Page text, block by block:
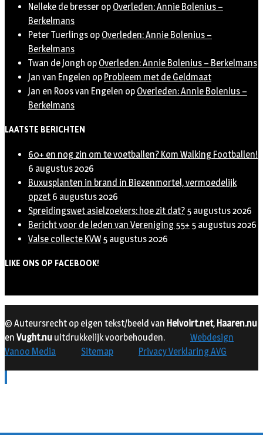
Nelleke de bresser op Overleden: Annie Bolenius –
Berkelmans
Peter Tuerlings op Overleden: Annie Bolenius –
Berkelmans
Twan de Jongh op Overleden: Annie Bolenius – Berkelmans
Jan van Engelen op Probleem met de Geldmaat
Jan en Roos van Engelen op Overleden: Annie Bolenius –
Berkelmans
LAATSTE BERICHTEN
60+ en nog zin om te voetballen? Kom Walking Footballen!
6 augustus 2026
Buxusplanten in brand in Biezenmortel, vermoedelijk
opzet 6 augustus 2026
Spreidingswet asielzoekers: hoe zit dat? 5 augustus 2026
Bericht voor de leden van Vereniging 55+ 5 augustus 2026
Valse collecte KVW 5 augustus 2026
LIKE ONS OP FACEBOOK!
© Auteursrecht op eigen tekst/beeld van Helvoirt.net, Haaren.nu
en Vught.nu uitdrukkelijk voorbehouden.
Webdesign
Vanoo Media
Sitemap Privacy Verklaring AVG